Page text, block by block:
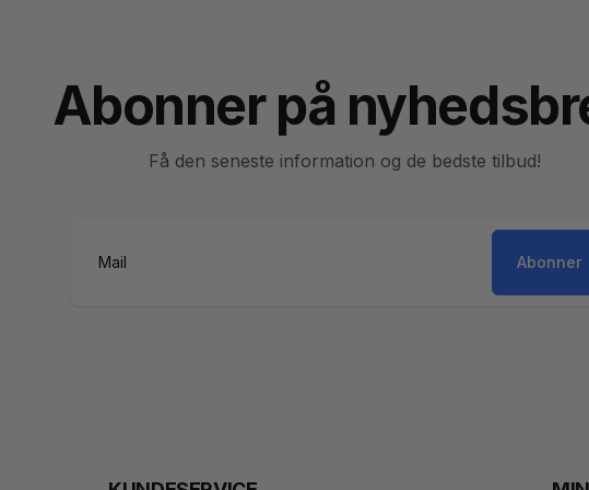
Abonner på
Få den seneste information og de bedste tilbud!
Abonner